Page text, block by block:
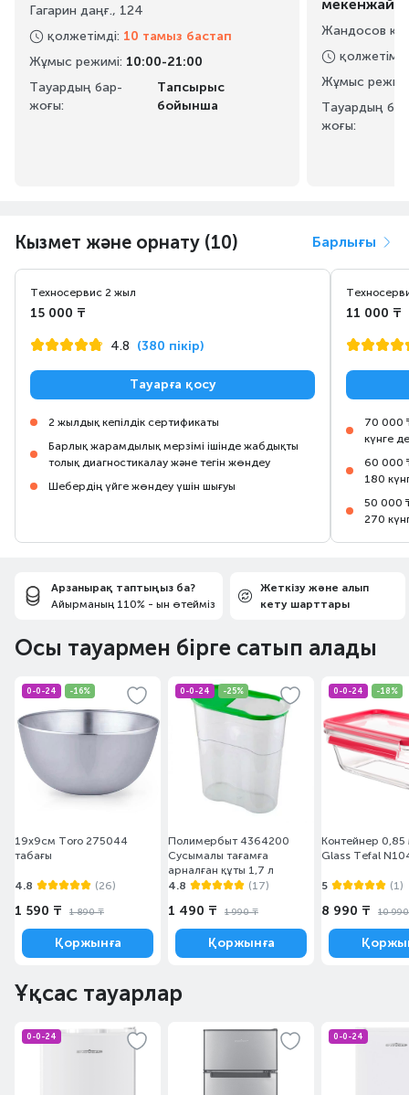
Гагарин даңғ., 124
қолжетімді: 10 тамыз бастап
Жұмыс режимі: 10:00-21:00
Тауардың бар-
жоғы:
Тапсырыс
бойынша
Жандосов
қолжетімді
Жұмыс
Тауардың
жоғы:
Кызмет және орнату (10) Барлығы
Техносервис 2 жыл
15 000 ₸
4.8 (380 пікір)
Тауарға қосу
2 жылдық кепілдік сертификаты
Барлық жарамдылық мерзімі ішінде жабдықты
толық диагностикалау және тегін жөндеу
Шебердің үйге жөндеу үшін шығуы
11 000 ₸
70 000
күнге
60 000
180
50 000
270
Арзанырақ таптыңыз ба?
Айырманың 110% - ын өтейміз
Жеткізу және алып
кету шарттары
Осы тауармен бірге сатып алады
0-0-24 -16%
19х9см Toro 275044
табағы
4.8 (26)
1 590 ₸ 1 890 ₸
Қоржынға
0-0-24 -25%
Полимербыт 4364200
Сусымалы тағамға
арналған құты 1,7 л
4.8
(17)
1 490 ₸ 1 990 ₸
Қоржынға
0-0-24 -18%
Контейнер 0,85
Glass Tefal
5 (1)
8 990 ₸ 10
Ұқсас тауарлар
0-0-24 0-0-24